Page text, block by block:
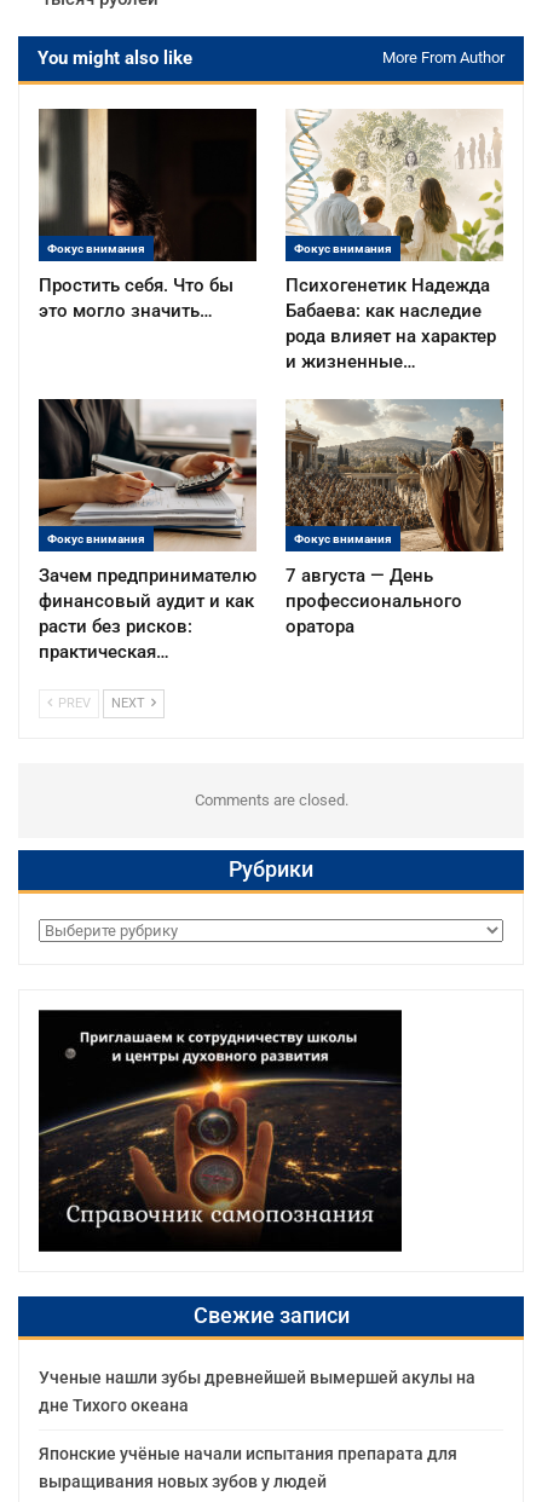
You might also like More From Author
Фокус внимания
Простить себя. Что бы
это могло значить…
Фокус внимания
Психогенетик Надежда
Бабаева: как наследие
рода влияет на характер
и жизненные…
Фокус внимания
Зачем предпринимателю
финансовый аудит и как
расти без рисков:
практическая…
Фокус внимания
7 августа — День
профессионального
оратора
PREV NEXT
Comments are closed.
Рубрики
Рубрики
Свежие записи
Ученые нашли зубы древнейшей вымершей акулы на
дне Тихого океана
Японские учёные начали испытания препарата для
выращивания новых зубов у людей